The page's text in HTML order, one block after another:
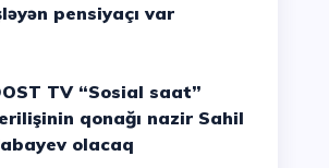
pensiyaçı var
qonağı nazir Sahil
olacaq